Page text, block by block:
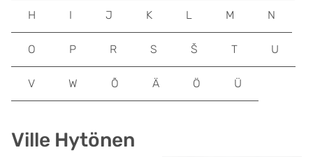
Ville Hytönen
H I J K L M N
O P R S Š T U
V W Õ Ä Ö Ü